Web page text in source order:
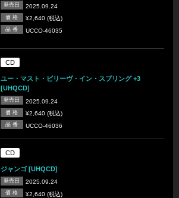
発売日 2025.09.24
価 格 ¥2,640 (税込)
品 番 UCCO-46035
CD
ユー・マスト・ビリーヴ・イン・スプリング +3
[UHQCD]
発売日 2025.09.24
価 格 ¥2,640 (税込)
品 番 UCCO-46036
CD
ジャンゴ [UHQCD]
発売日 2025.09.24
価 格 ¥2,640 (税込)